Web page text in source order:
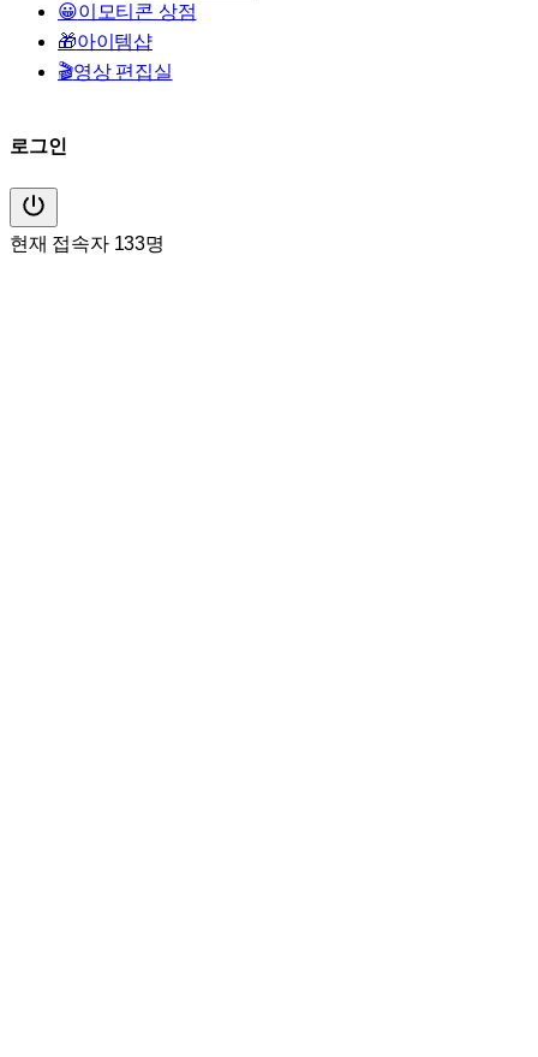
😀이모티콘 상점
🎁아이템샵
🎬영상 편집실
로그인
현재 접속자 133명